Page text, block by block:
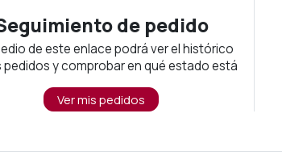
de pedido
de este enlace podrá ver el histórico
pedidos y comprobar en qué estado está
Ver mis pedidos